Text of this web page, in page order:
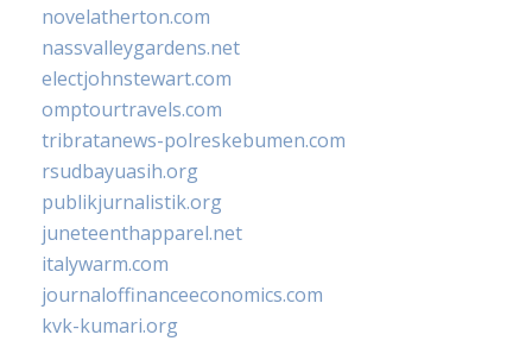
novelatherton.com
nassvalleygardens.net
electjohnstewart.com
omptourtravels.com
tribratanews-polreskebumen.com
rsudbayuasih.org
publikjurnalistik.org
juneteenthapparel.net
italywarm.com
journaloffinanceeconomics.com
kvk-kumari.org